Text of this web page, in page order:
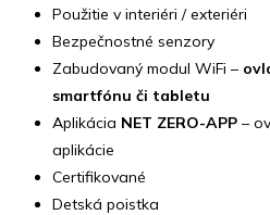
Použitie v interiéri / exteriéri
Bezpečnostné senzory
Zabudovaný modul WiFi –
smartfónu či tabletu
Aplikácia NET ZERO-APP –
aplikácie
Certifikované
Detská poistka